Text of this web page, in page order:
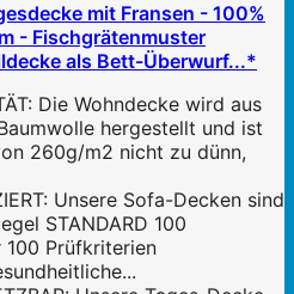
mit Fransen - 100%
- Fischgrätenmuster
als Bett-Überwurf...*
Die Wohndecke wird aus
hergestellt und ist
260g/m2 nicht zu dünn,
Unsere Sofa-Decken sind
STANDARD 100
100 Prüfkriterien